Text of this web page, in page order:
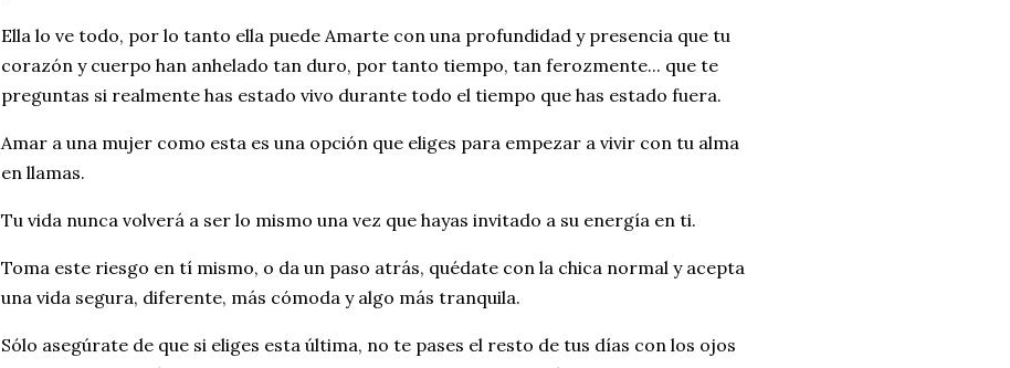
Ella lo ve todo, por lo tanto ella puede Amarte con una profundidad y presencia que tu
corazón y cuerpo han anhelado tan duro, por tanto tiempo, tan ferozmente... que te
preguntas si realmente has estado vivo durante todo el tiempo que has estado fuera.
Amar a una mujer como esta es una opción que eliges para empezar a vivir con tu alma
en llamas.
Tu vida nunca volverá a ser lo mismo una vez que hayas invitado a su energía en ti.
Toma este riesgo en tí mismo, o da un paso atrás, quédate con la chica normal y acepta
una vida segura, diferente, más cómoda y algo más tranquila.
Sólo asegúrate de que si eliges esta última, no te pases el resto de tus días con los ojos